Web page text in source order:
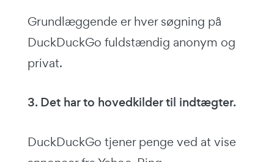
Grundlæggende er hver søgning på
DuckDuckGo fuldstændig anonym og
privat.
3.Det har to hovedkilder til indtægter.
DuckDuckGo tjener penge ved at vise